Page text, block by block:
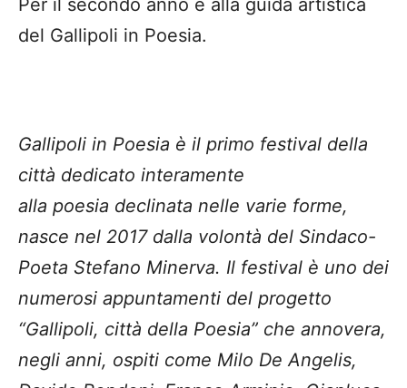
Per il secondo anno è alla guida artistica
del Gallipoli in Poesia.
Gallipoli in Poesia è il primo festival della
città dedicato interamente
alla poesia declinata nelle varie forme,
nasce nel 2017 dalla volontà del Sindaco-
Poeta Stefano Minerva. Il festival è uno dei
numerosi appuntamenti del progetto
“Gallipoli, città della Poesia” che annovera,
negli anni, ospiti come Milo De Angelis,